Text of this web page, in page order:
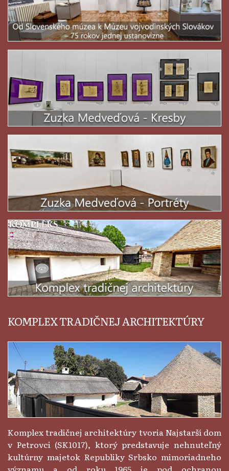
KOMPLEX TRADIČNEJ ARCHITEKTÚRY
Komplex tradičnej architektúry tvoria Najstarší dom
v Petrovci (SK1017), ktorý predstavuje nehnuteľný
kultúrny majetok Republiky Srbsko mimoriadneho